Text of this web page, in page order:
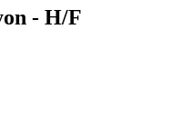
- H/F